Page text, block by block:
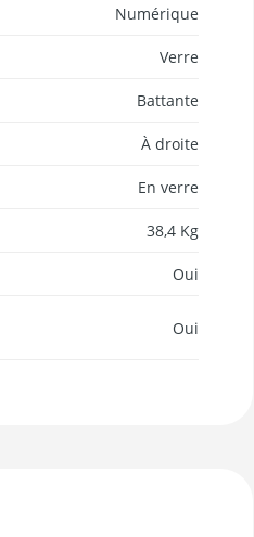
Numérique
Verre
Battante
À droite
En verre
38,4 Kg
Oui
Oui